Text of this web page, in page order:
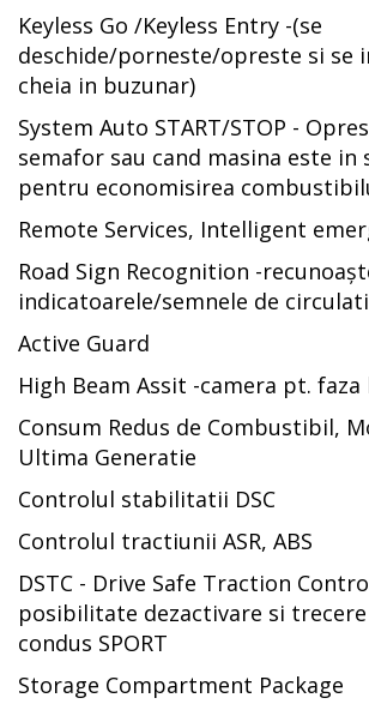
Keyless Go /Keyless Entry -(se
deschide/porneste/opreste si se
cheia in buzunar)
System Auto START/STOP -
semafor sau cand masina este in
pentru economisirea
Remote Services, Intelligent
Road Sign Recognition -
indicatoarele/semnele de
Active Guard
High Beam Assit -camera pt.
Consum Redus de Combustibil,
Ultima Generatie
Controlul stabilitatii DSC
Controlul tractiunii ASR, ABS
DSTC - Drive Safe Traction
posibilitate dezactivare si
condus SPORT
Storage Compartment Package